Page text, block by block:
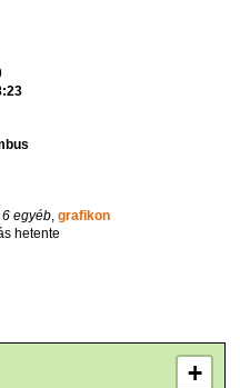
6 egyéb,grafikon
hetente
+